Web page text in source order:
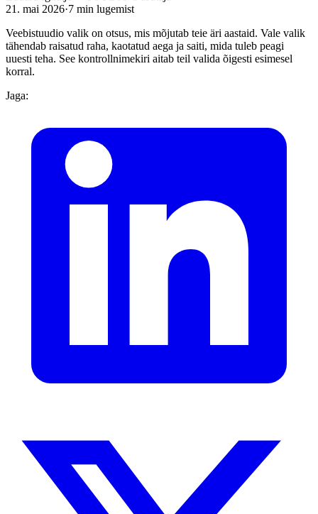
21. mai 2026·7 min lugemist
Veebistuudio valik on otsus, mis mõjutab teie äri aastaid. Vale valik
tähendab raisatud raha, kaotatud aega ja saiti, mida tuleb peagi
uuesti teha. See kontrollnimekiri aitab teil valida õigesti esimesel
korral.
Jaga: